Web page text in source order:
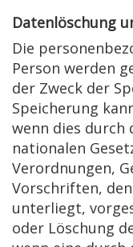
Datenlöschung
Die
Person werden
der Zweck der
Speicherung
wenn dies durch
nationalen
Verordnungen,
Vorschriften,
unterliegt,
oder Löschung